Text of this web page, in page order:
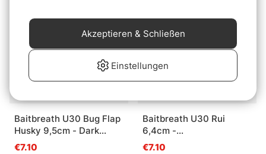
Baitbreath U30 Bug Flap
Husky 9,5cm - Dark
Red/Blue
€7.10
Baitbreath U30 Rui
6,4cm -
Greenpumpkin/Black Red
€7.10
Einstellungen
Akzeptieren & Schließen